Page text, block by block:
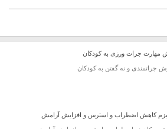
کاهش اضطراب و استرس و افزایش آرامش
مهارت جرات ورزی به کودکان